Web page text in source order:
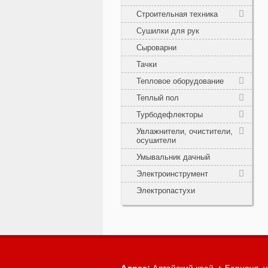
Строительная техника
Сушилки для рук
Сыроварни
Тачки
Тепловое оборудование
Теплый пол
Турбодефлекторы
Увлажнители, очистители,
осушители
Умывальник дачный
Электроинструмент
Электропастухи